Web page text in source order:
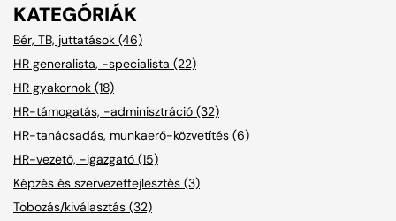
KATEGÓRIÁK
Bér, TB, juttatások (46)
HR generalista, -specialista (22)
HR gyakornok (18)
HR-támogatás, -adminisztráció (32)
HR-tanácsadás, munkaerő-közvetítés (6)
HR-vezető, -igazgató (15)
Képzés és szervezetfejlesztés (3)
Tobozás/kiválasztás (32)